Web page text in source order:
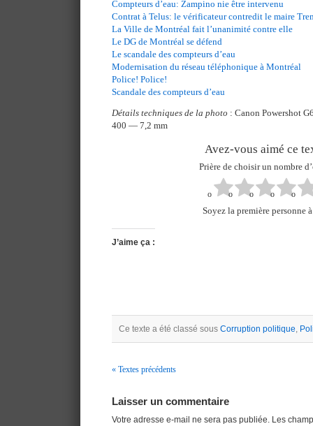
Compteurs d’eau: Zampino nie être intervenu
Contrat à Telus: le vérificateur contredit le maire
La Ville de Montréal fait l’unanimité contre elle
Le DG de Montréal se défend
Le scandale des compteurs d’eau
Modernisation du réseau téléphonique à Montréal
Police! Police!
Scandale des compteurs d’eau
Détails techniques de la photo : Canon Powershot
400 — 7,2 mm
Avez-vous aimé ce
Prière de choisir un nombre
Soyez la première personne
J’aime ça :
Ce texte a été classé sous Corruption politique,
« Textes précédents
Laisser un commentaire
Votre adresse e-mail ne sera pas publiée. Les